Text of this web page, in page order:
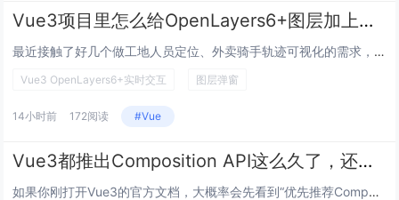
Vue3项目里怎么给OpenLayers6+图层加上流畅的实时交互弹窗？
最近接触了好几个做工地人员定位、外卖骑手轨迹可视化的需求，都是用Vue3搭页面，选OpenLayers做地图底的，但一到...
Vue3 OpenLayers6+实时交互 图层弹窗
14小时前 172阅读 #Vue
Vue3都推出Composition API这么久了，还有必要学Options API吗？
如果你刚打开Vue3的官方文档，大概率会先看到“优先推荐Composition API”的提示，再加上很多新教程都把重心...